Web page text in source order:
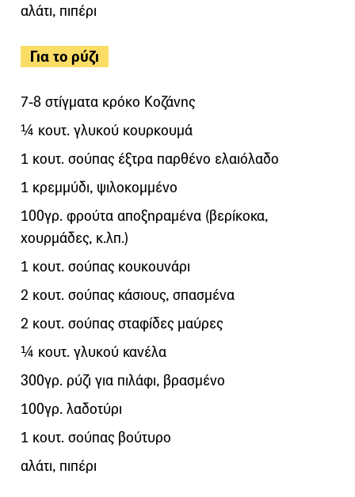
αλάτι, πιπέρι
Για το ρύζι
7-8 στίγματα κρόκο Κοζάνης
¼ κουτ. γλυκού κουρκουμά
1 κουτ. σούπας έξτρα παρθένο ελαιόλαδο
1 κρεμμύδι, ψιλοκομμένο
100γρ. φρούτα αποξηραμένα (βερίκοκα,
χουρμάδες, κ.λπ.)
1 κουτ. σούπας κουκουνάρι
2 κουτ. σούπας κάσιους, σπασμένα
2 κουτ. σούπας σταφίδες μαύρες
¼ κουτ. γλυκού κανέλα
300γρ. ρύζι για πιλάφι, βρασμένο
100γρ. λαδοτύρι
1 κουτ. σούπας βούτυρο
αλάτι, πιπέρι